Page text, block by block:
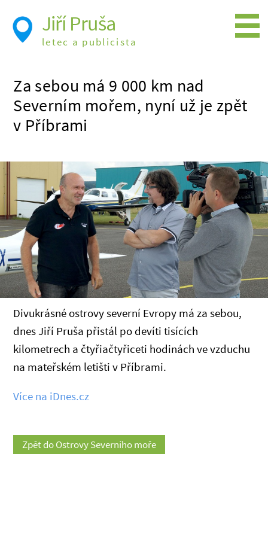
Za sebou má 9 000 km nad
Severním mořem, nyní už je zpět
v Příbrami
Divukrásné ostrovy severní Evropy má za sebou,
dnes Jiří Pruša přistál po devíti tisících
kilometrech a čtyřiačtyřiceti hodinách ve vzduchu
na mateřském letišti v Příbrami.
Více na iDnes.cz
Zpět do Ostrovy Severního moře
Jiří Pruša
letec a publicista
Foto
Videa
Moje knížky
Přednášky a školení
Trasy cest
Létání a historie